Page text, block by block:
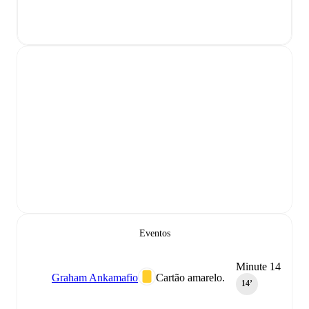
Eventos
Minute 14
14‎’‎
Cartão amarelo.
Graham Ankamafio